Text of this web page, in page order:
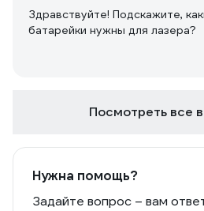
Здравствуйте! Подскажите,
батарейки нужны для лазера?
Посмотреть все
Нужна помощь?
Задайте вопрос – вам